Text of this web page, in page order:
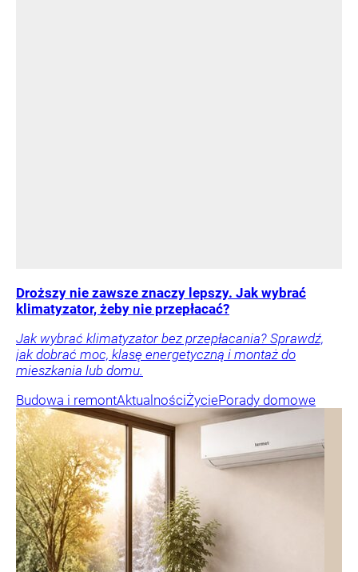
Droższy nie zawsze znaczy lepszy. Jak wybrać
klimatyzator, żeby nie przepłacać?
Jak wybrać klimatyzator bez przepłacania? Sprawdź,
jak dobrać moc, klasę energetyczną i montaż do
mieszkania lub domu.
Budowa i remontAktualnościŻyciePorady domowe